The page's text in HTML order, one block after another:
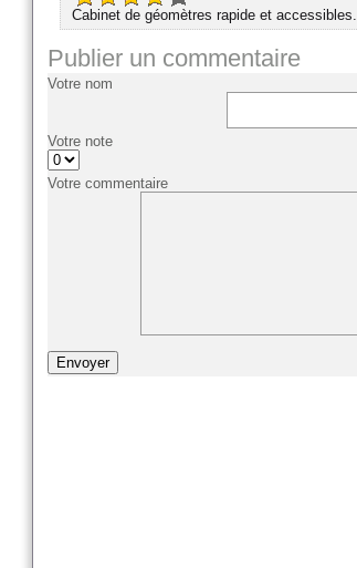
Cabinet de géomètres rapide et accessibles.
Publier un commentaire
Votre nom
Votre note
Votre commentaire